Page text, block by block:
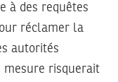
à des requêtes
réclamer la
autorités
mesure risquerait